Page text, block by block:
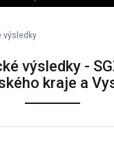
výsledky
výsledky -
kraje a